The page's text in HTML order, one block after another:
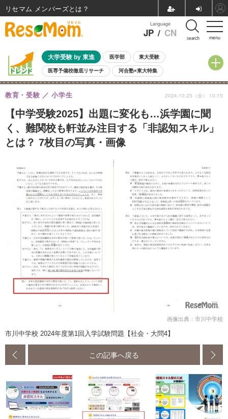
menu
Language
JP / CN search
大学受験 by 東進 医学部 東大受験
医専予備校徹底リサーチ 河合塾×東大特集
親子で考える大学選び 高校受験 中学受験 小学校受験
共通テスト 夏休み
8月開催イベント・WS 全国公立高校 過去問 人気記事
自由研究教材（小学生向け） 自由研究教材（中学生向け） ランキング
【中学受験2025】出題に変化も…浜学園に聞
く、難関校も軒並み注目する「非認知スキル」
とは？ 7枚目の写真・画像
教育・受験 小学生 2024.10.25（金） 10:15
画像出典：市川中学校
市川中学校 2024年度第1回入学試験問題【社会・大問4】
この記事へ戻る
リセマム メンバーズ